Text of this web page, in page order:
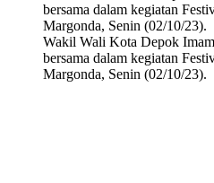
Wakil Wali Kota Depok
bersama dalam kegiatan
Margonda, Senin (02/10/23).